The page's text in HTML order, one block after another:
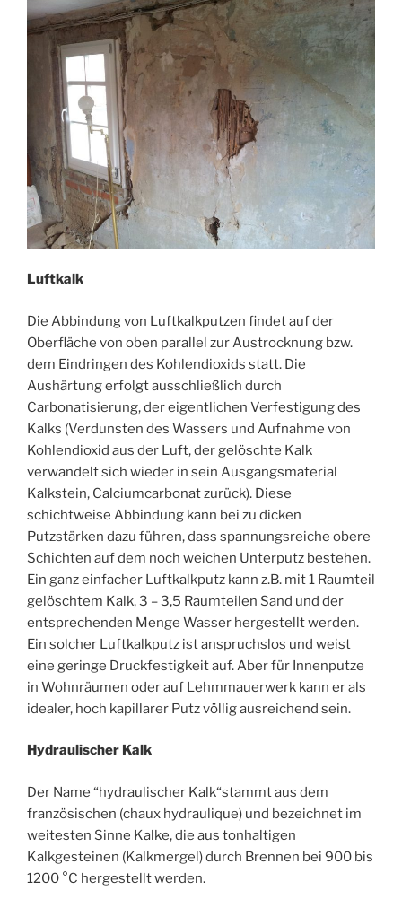
Luftkalk
Die Abbindung von Luftkalkputzen findet auf der
Oberfläche von oben parallel zur Austrocknung bzw.
dem Eindringen des Kohlendioxids statt. Die
Aushärtung erfolgt ausschließlich durch
Carbonatisierung, der eigentlichen Verfestigung des
Kalks (Verdunsten des Wassers und Aufnahme von
Kohlendioxid aus der Luft, der gelöschte Kalk
verwandelt sich wieder in sein Ausgangsmaterial
Kalkstein, Calciumcarbonat zurück). Diese
schichtweise Abbindung kann bei zu dicken
Putzstärken dazu führen, dass spannungsreiche obere
Schichten auf dem noch weichen Unterputz bestehen.
Ein ganz einfacher Luftkalkputz kann z.B. mit 1 Raumteil
gelöschtem Kalk, 3 – 3,5 Raumteilen Sand und der
entsprechenden Menge Wasser hergestellt werden.
Ein solcher Luftkalkputz ist anspruchslos und weist
eine geringe Druckfestigkeit auf. Aber für Innenputze
in Wohnräumen oder auf Lehmmauerwerk kann er als
idealer, hoch kapillarer Putz völlig ausreichend sein.
Hydraulischer Kalk
Der Name “hydraulischer Kalk“stammt aus dem
französischen (chaux hydraulique) und bezeichnet im
weitesten Sinne Kalke, die aus tonhaltigen
Kalkgesteinen (Kalkmergel) durch Brennen bei 900 bis
1200 °C hergestellt werden.